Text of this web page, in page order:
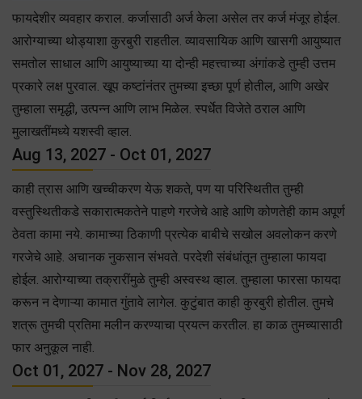
फायदेशीर व्यवहार कराल. कर्जासाठी अर्ज केला असेल तर कर्ज मंजूर होईल.
आरोग्याच्या थोड्याशा कुरबुरी राहतील. व्यावसायिक आणि खासगी आयुष्यात
समतोल साधाल आणि आयुष्याच्या या दोन्ही महत्त्वाच्या अंगांकडे तुम्ही उत्तम
प्रकारे लक्ष पुरवाल. खूप कष्टांनंतर तुमच्या इच्छा पूर्ण होतील, आणि अखेर
तुम्हाला समृद्धी, उत्पन्न आणि लाभ मिळेल. स्पर्धेत विजेते ठराल आणि
मुलाखतींमध्ये यशस्वी व्हाल.
Aug 13, 2027 - Oct 01, 2027
काही त्रास आणि खच्चीकरण येऊ शकते, पण या परिस्थितीत तुम्ही
वस्तुस्थितीकडे सकारात्मकतेने पाहणे गरजेचे आहे आणि कोणतेही काम अपूर्ण
ठेवता कामा नये. कामाच्या ठिकाणी प्रत्येक बाबीचे सखोल अवलोकन करणे
गरजेचे आहे. अचानक नुकसान संभवते. परदेशी संबंधांतून तुम्हाला फायदा
होईल. आरोग्याच्या तक्रारींमुळे तुम्ही अस्वस्थ व्हाल. तुम्हाला फारसा फायदा
करून न देणाऱ्या कामात गुंतावे लागेल. कुटुंबात काही कुरबुरी होतील. तुमचे
शत्रू तुमची प्रतिमा मलीन करण्याचा प्रयत्न करतील. हा काळ तुमच्यासाठी
फार अनुकूल नाही.
Oct 01, 2027 - Nov 28, 2027